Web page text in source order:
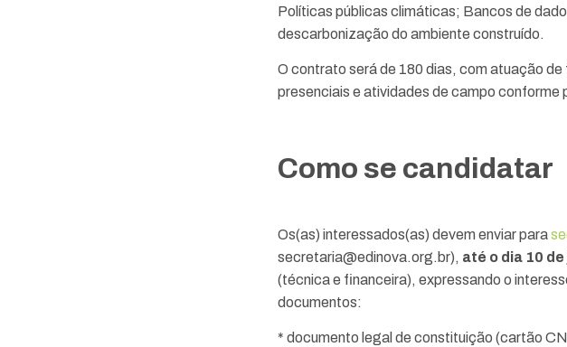
Políticas públicas climáticas; Bancos de
descarbonização do ambiente construído.
O contrato será de 180 dias, com atuação
presenciais e atividades de campo conforme
Como se candidatar
Os(as) interessados(as) devem enviar para
secretaria@edinova.org.br), até o dia 10
(técnica e financeira), expressando o
documentos:
* documento legal de constituição (cartão